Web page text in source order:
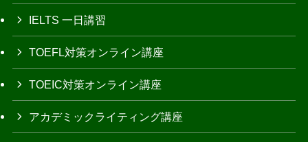
IELTS 一日講習
TOEFL対策オンライン講座
TOEIC対策オンライン講座
アカデミックライティング講座